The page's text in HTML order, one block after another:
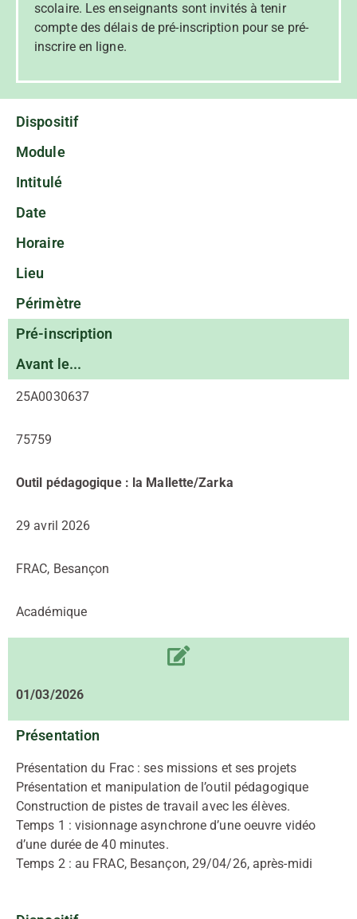
scolaire. Les enseignants sont invités à tenir
compte des délais de pré-inscription pour se pré-
inscrire en ligne.
Dispositif
Module
Intitulé
Date
Horaire
Lieu
Périmètre
Pré-inscription
Avant le...
25A0030637
75759
Outil pédagogique : la Mallette/Zarka
29 avril 2026
FRAC, Besançon
Académique
01/03/2026
Présentation
Présentation du Frac : ses missions et ses projets
Présentation et manipulation de l’outil pédagogique
Construction de pistes de travail avec les élèves.
Temps 1 : visionnage asynchrone d’une oeuvre vidéo
d’une durée de 40 minutes.
Temps 2 : au FRAC, Besançon, 29/04/26, après-midi